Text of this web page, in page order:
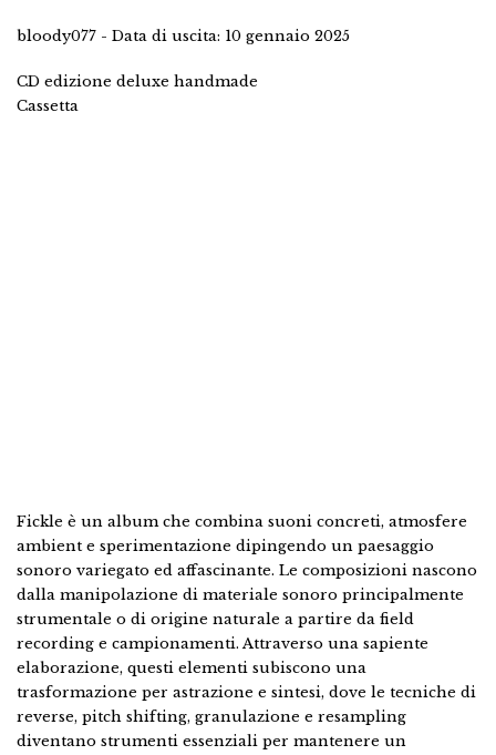
bloody077 - Data di uscita: 10 gennaio 2025
CD edizione deluxe handmade
Cassetta
Fickle è un album che combina suoni concreti, atmosfere
ambient e sperimentazione dipingendo un paesaggio
sonoro variegato ed affascinante. Le composizioni nascono
dalla manipolazione di materiale sonoro principalmente
strumentale o di origine naturale a partire da field
recording e campionamenti. Attraverso una sapiente
elaborazione, questi elementi subiscono una
trasformazione per astrazione e sintesi, dove le tecniche di
reverse, pitch shifting, granulazione e resampling
diventano strumenti essenziali per mantenere un